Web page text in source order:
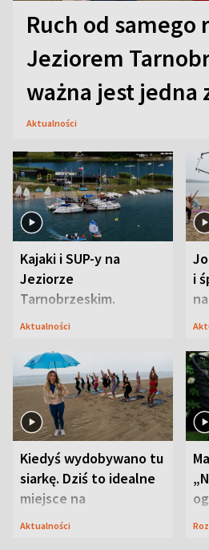
Ruch od samego
Jeziorem
ważna jest jedna
Aktualności
Kajaki i SUP-y na
Jeziorze
Tarnobrzeskim.
Przyrodnicy zwracają
Aktualności
i
Kiedyś wydobywano tu
siarkę. Dziś to idealne
miejsce na
wypoczynek
Aktualności